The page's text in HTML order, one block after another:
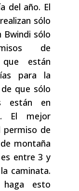
del año. El
sólo
Bwindi sólo
de
están
para la
que sólo
están en
El mejor
permiso de
montaña
entre 3 y
caminata.
haga esto